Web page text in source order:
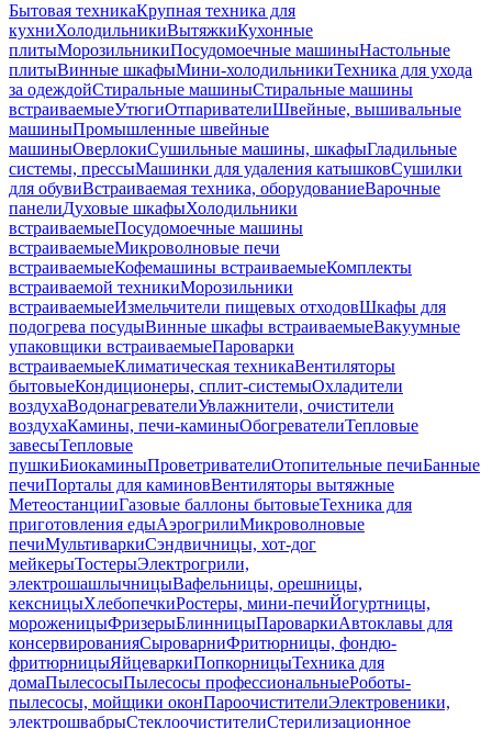
Бытовая техникаКрупная техника для
кухниХолодильникиВытяжкиКухонные
плитыМорозильникиПосудомоечные машиныНастольные
плитыВинные шкафыМини-холодильникиТехника для ухода
за одеждойСтиральные машиныСтиральные машины
встраиваемыеУтюгиОтпаривателиШвейные, вышивальные
машиныПромышленные швейные
машиныОверлокиСушильные машины, шкафыГладильные
системы, прессыМашинки для удаления катышковСушилки
для обувиВстраиваемая техника, оборудованиеВарочные
панелиДуховые шкафыХолодильники
встраиваемыеПосудомоечные машины
встраиваемыеМикроволновые печи
встраиваемыеКофемашины встраиваемыеКомплекты
встраиваемой техникиМорозильники
встраиваемыеИзмельчители пищевых отходовШкафы для
подогрева посудыВинные шкафы встраиваемыеВакуумные
упаковщики встраиваемыеПароварки
встраиваемыеКлиматическая техникаВентиляторы
бытовыеКондиционеры, сплит-системыОхладители
воздухаВодонагревателиУвлажнители, очистители
воздухаКамины, печи-каминыОбогревателиТепловые
завесыТепловые
пушкиБиокаминыПроветривателиОтопительные печиБанные
печиПорталы для каминовВентиляторы вытяжные
МетеостанцииГазовые баллоны бытовыеТехника для
приготовления едыАэрогрилиМикроволновые
печиМультиваркиСэндвичницы, хот-дог
мейкерыТостерыЭлектрогрили,
электрошашлычницыВафельницы, орешницы,
кексницыХлебопечкиРостеры, мини-печиЙогуртницы,
мороженицыФризерыБлинницыПароваркиАвтоклавы для
консервированияСыроварниФритюрницы, фондю-
фритюрницыЯйцеваркиПопкорницыТехника для
домаПылесосыПылесосы профессиональныеРоботы-
пылесосы, мойщики оконПароочистителиЭлектровеники,
электрошвабрыСтеклоочистителиСтерилизационное